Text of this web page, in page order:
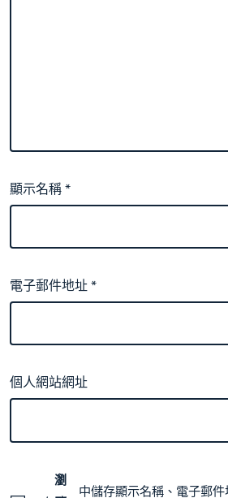
顯示名稱*
電子郵件地址*
個人網站網址
瀏
中儲存顯示名稱、電子郵件